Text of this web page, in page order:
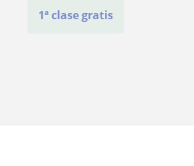
1ª clase gratis